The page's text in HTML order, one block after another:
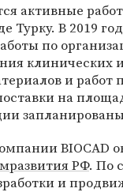
активные
Турку. В 2019
по
клинических
и работ
на
запланированы
BIOCAD
РФ. По
и